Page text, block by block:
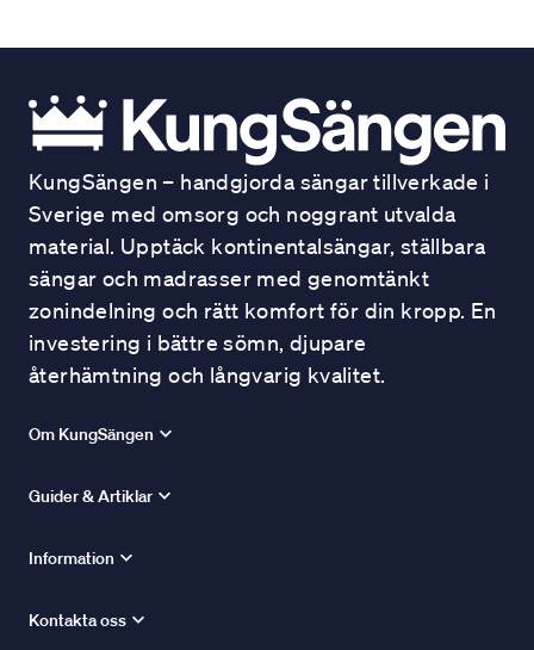
KungSängen – handgjorda sängar tillverkade i
Sverige med omsorg och noggrant utvalda
material. Upptäck kontinentalsängar, ställbara
sängar och madrasser med genomtänkt
zonindelning och rätt komfort för din kropp. En
investering i bättre sömn, djupare
återhämtning och långvarig kvalitet.
Om KungSängen
Guider & Artiklar
Information
Kontakta oss